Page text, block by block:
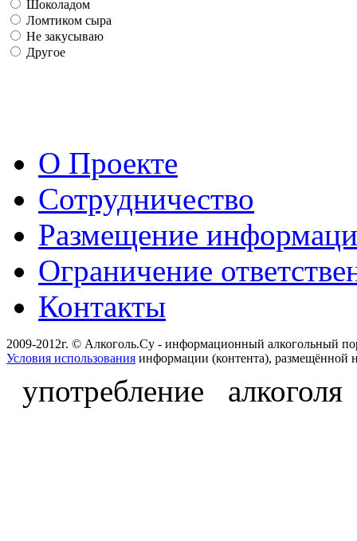
Шоколадом
Ломтиком сыра
Не закусываю
Другое
О Проекте
Сотрудничество
Размещение
Ограничение
Контакты
2009-2012г. © Алкоголь.Су - информационный алкогольный
Условия использования информации (контента), размещённой
употребление